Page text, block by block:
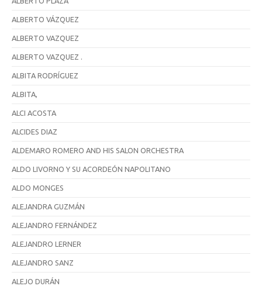
ALBERTO VÁZQUEZ
ALBERTO VAZQUEZ
ALBERTO VAZQUEZ .
ALBITA RODRÍGUEZ
ALBITA,
ALCI ACOSTA
ALCIDES DIAZ
ALDEMARO ROMERO AND HIS SALON ORCHESTRA
ALDO LIVORNO Y SU ACORDEÓN NAPOLITANO
ALDO MONGES
ALEJANDRA GUZMÁN
ALEJANDRO FERNÁNDEZ
ALEJANDRO LERNER
ALEJANDRO SANZ
ALEJO DURÁN